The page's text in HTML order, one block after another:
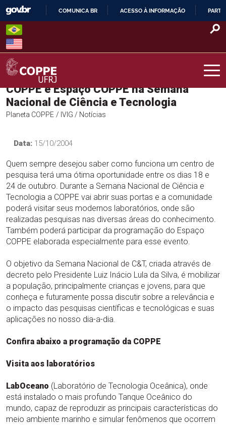
Skip
content
O
COMUNICA BR ACESSO À INFORMAÇÃO
COPPE – UFRJ
COPPE e Espaço COPPE na Semana
Nacional de Ciência e Tecnologia
Planeta COPPE / IVIG / Notícias
Data: 15/10/2004
Quem sempre desejou saber como funciona um centro de
pesquisa terá uma ótima oportunidade entre os dias 18 e
24 de outubro. Durante a Semana Nacional de Ciência e
Tecnologia a COPPE vai abrir suas portas e a comunidade
poderá visitar seus modernos laboratórios, onde são
realizadas pesquisas nas diversas áreas do conhecimento.
Também poderá participar da programação do Espaço
COPPE elaborada especialmente para esse evento.
O objetivo da Semana Nacional de C&T, criada através de
decreto pelo Presidente Luiz Inácio Lula da Silva, é mobilizar
a população, principalmente crianças e jovens, para que
conheça e futuramente possa discutir sobre a relevância e
o impacto das pesquisas científicas e tecnológicas e suas
aplicações no nosso dia-a-dia.
Confira abaixo a programação da COPPE
Visita aos laboratórios
LabOceano (Laboratório de Tecnologia Oceânica), onde
está instalado o mais profundo Tanque Oceânico do
mundo, capaz de reproduzir as principais características do
meio ambiente marinho e simular fenômenos que ocorrem